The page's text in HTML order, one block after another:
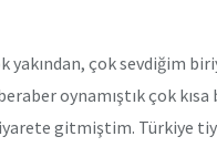
yakından, çok sevdiğim
oynamıştık çok
gitmiştim. Türkiye